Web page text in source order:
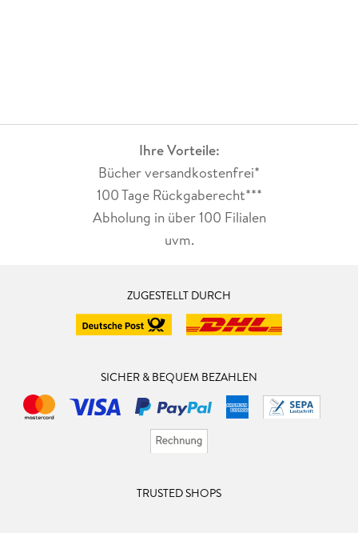
Ihre Vorteile:
Bücher versandkostenfrei*
100 Tage Rückgaberecht***
Abholung in über 100 Filialen
uvm.
ZUGESTELLT DURCH
SICHER & BEQUEM BEZAHLEN
TRUSTED SHOPS